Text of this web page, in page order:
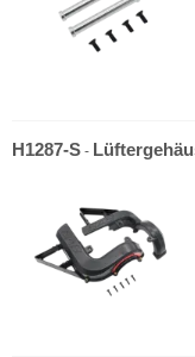
H1287-S -